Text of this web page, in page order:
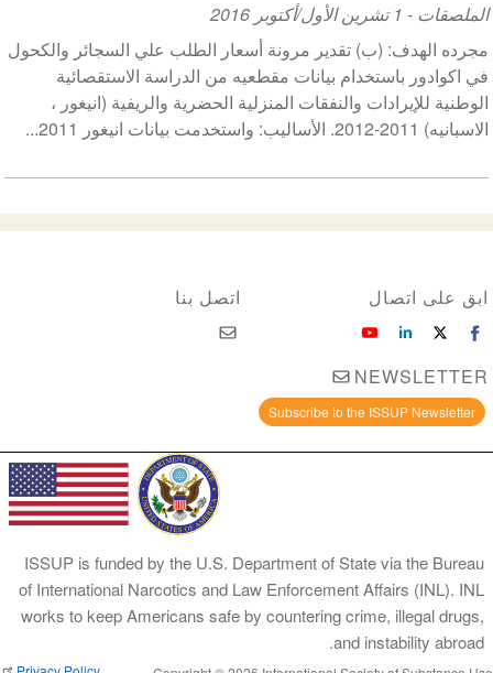
الملصقات - 1 تشرين الأول/أكتوبر 2016
مجرده الهدف: (ب) تقدير مرونة أسعار الطلب علي السجائر والكحول
في اكوادور باستخدام بيانات مقطعيه من الدراسة الاستقصائية
الوطنية للإيرادات والنفقات المنزلية الحضرية والريفية (انيغور ،
الاسبانيه) 2011-2012. الأساليب: واستخدمت بيانات انيغور 2011...
اتصل بنا ابق على اتصال
NEWSLETTER
Subscribe to the ISSUP Newsletter
ISSUP is funded by the U.S. Department of State via the Bureau
of International Narcotics and Law Enforcement Affairs (INL). INL
works to keep Americans safe by countering crime, illegal drugs,
and instability abroad.